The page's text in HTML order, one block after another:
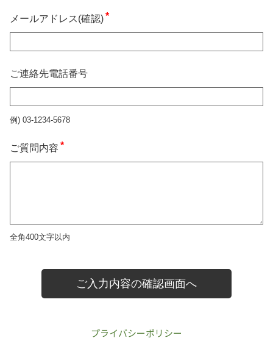
プライバシーポリシー